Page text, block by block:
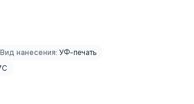
Вид нанесения: УФ-печать